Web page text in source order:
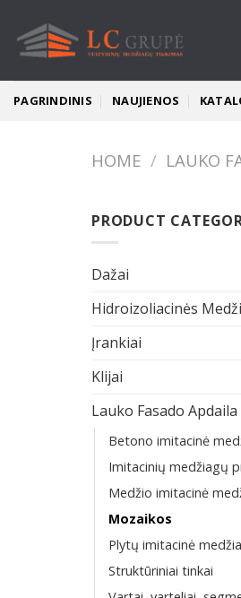
content
PAGRINDINIS NAUJIENOS
HOME / LAUKO
PRODUCT
Dažai
Hidroizoliacinės
Įrankiai
Klijai
Lauko Fasado Apdaila
Betono imitacinė
Imitacinių medžiagų
Medžio imitacinė
Mozaikos
Plytų imitacinė
Struktūriniai tinkai